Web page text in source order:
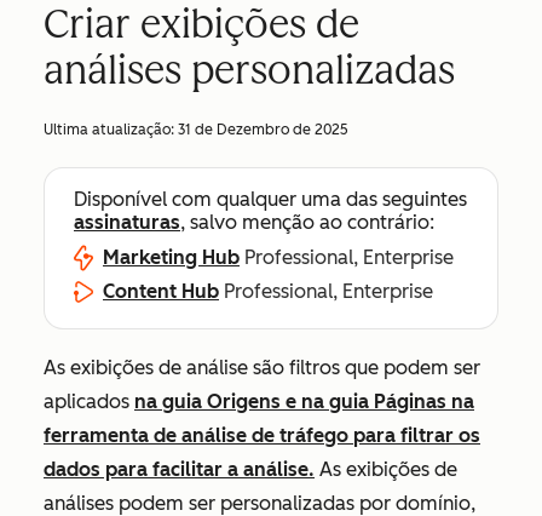
Criar exibições de
análises personalizadas
Ultima atualização: 31 de Dezembro de 2025
Disponível com qualquer uma das seguintes
assinaturas, salvo menção ao contrário:
Marketing Hub Professional, Enterprise
Content Hub Professional, Enterprise
As exibições de análise são filtros que podem ser
aplicados na guia Origens e na guia Páginas na
ferramenta de análise de tráfego para filtrar os
dados para facilitar a análise. As exibições de
análises podem ser personalizadas por domínio,